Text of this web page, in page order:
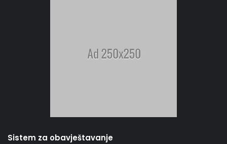
Sistem za obavještavanje